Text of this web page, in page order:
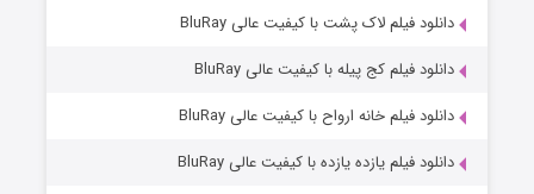
دانلود فیلم لاک پشت با کیفیت عالی BluRay
دانلود فیلم کج‌ پیله با کیفیت عالی BluRay
دانلود فیلم خانه ارواح با کیفیت عالی BluRay
دانلود فیلم یازده یازده با کیفیت عالی BluRay